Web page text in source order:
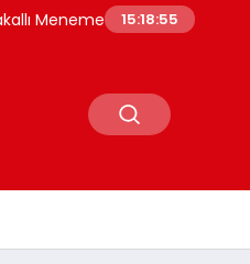
Neden Meşhur?
15:18:56